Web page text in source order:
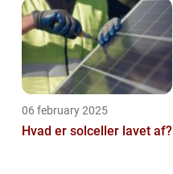
06 february 2025
Hvad er solceller lavet af?